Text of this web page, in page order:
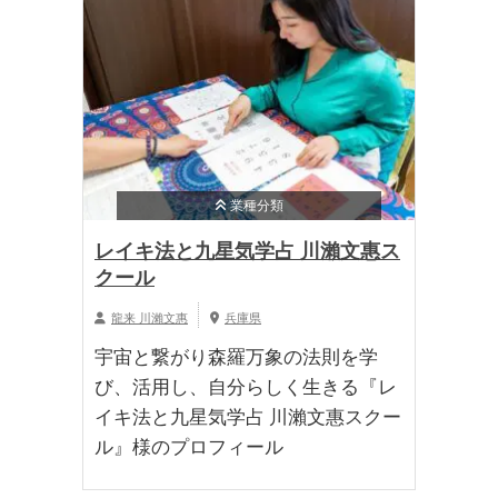
業種分類
レイキ法と九星気学占 川瀨文惠ス
クール
龍来 川瀨文惠 兵庫県
宇宙と繋がり森羅万象の法則を学
び、活用し、自分らしく生きる『レ
イキ法と九星気学占 川瀨文惠スクー
ル』様のプロフィール